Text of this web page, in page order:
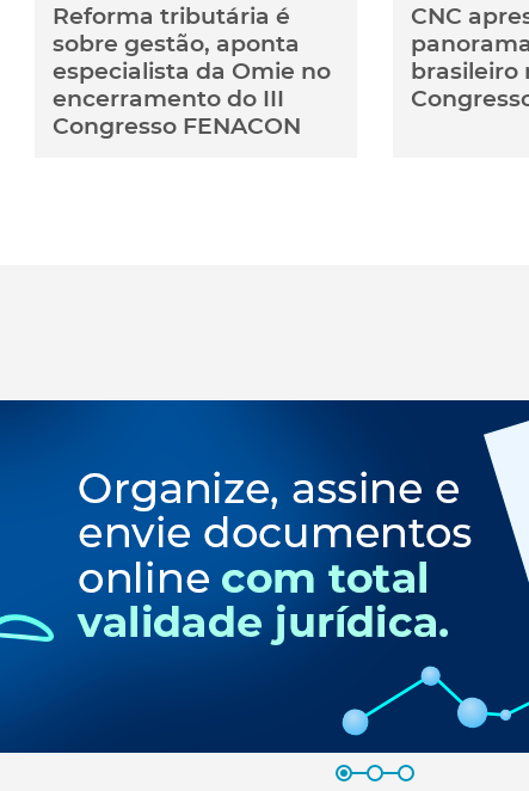
Reforma tributária é
sobre gestão, aponta
especialista da Omie no
encerramento do III
Congresso FENACON
CNC
brasileiro